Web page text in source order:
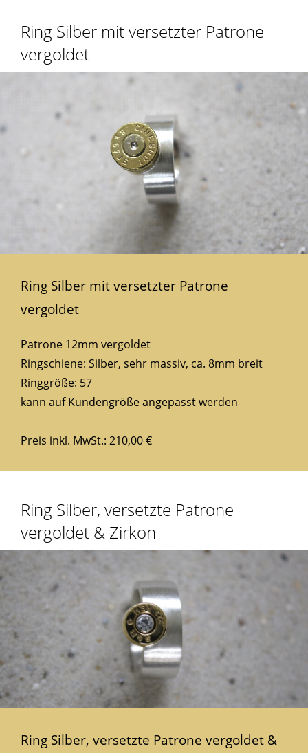
Ring Silber mit versetzter Patrone
vergoldet
Ring Silber mit versetzter Patrone
vergoldet
Patrone 12mm vergoldet
Ringschiene: Silber, sehr massiv, ca. 8mm breit
Ringgröße: 57
kann auf Kundengröße angepasst werden
Preis inkl. MwSt.: 210,00 €
Ring Silber, versetzte Patrone
vergoldet & Zirkon
Ring Silber, versetzte Patrone vergoldet &